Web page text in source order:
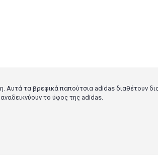
Αυτά τα βρεφικά παπούτσια adidas διαθέτουν
το ύφος της adidas.